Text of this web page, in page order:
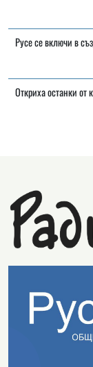
Русе се включи в
Откриха останки от